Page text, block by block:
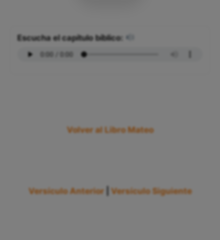
Escucha el capítulo bíblico:
Volver al Libro Mateo
Versículo Anterior Versículo Siguiente